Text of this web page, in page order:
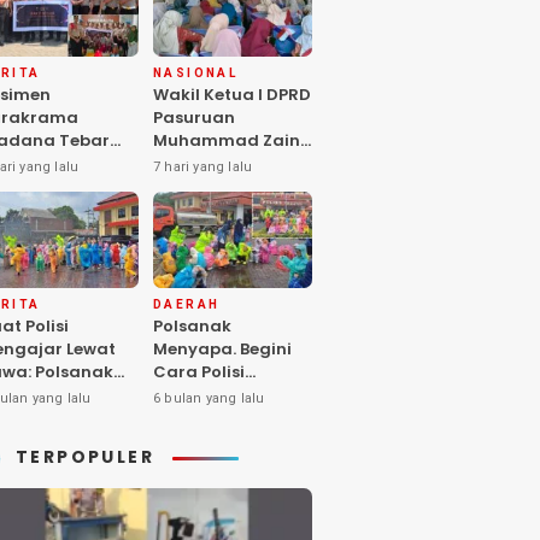
Tebar
di
Asuhan
Balita SYD,
Hangat
Terlantar
Hadir
Hati”
yang lalu
NASIONAL
Wakil Ketua I DPRD
Pasuruan
Muhammad Zaini
Soroti Krisis
Fasilitas Sekolah
di Tengah Efisiensi
Anggaran
7 hari yang lalu
Polisi
Lewat
Polsanak
Sentuh
Dini
yang lalu
DAERAH
Polsanak
Menyapa. Begini
Cara Polisi
Mendekatkan
Sejak Usia Dini
6 bulan yang lalu
TERPOPULER